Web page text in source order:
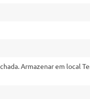
Armazenar em local